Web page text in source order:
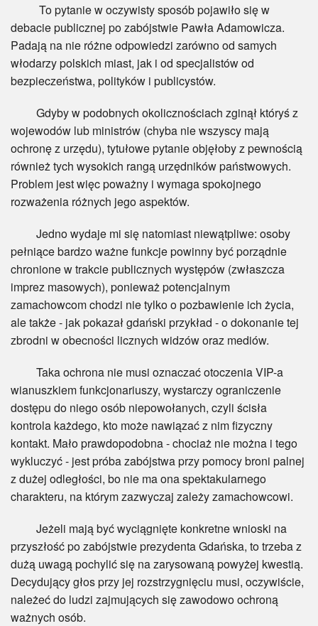
BlogAiD
Zaproszenia
To pytanie w oczywisty sposób pojawiło się w
debacie publicznej po zabójstwie Pawła Adamowicza.
Padają na nie różne odpowiedzi zarówno od samych
włodarzy polskich miast, jak i od specjalistów od
bezpieczeństwa, polityków i publicystów.
Gdyby w podobnych okolicznościach zginął któryś z
wojewodów lub ministrów (chyba nie wszyscy mają
ochronę z urzędu), tytułowe pytanie objęłoby z pewnością
również tych wysokich rangą urzędników państwowych.
Problem jest więc poważny i wymaga spokojnego
rozważenia różnych jego aspektów.
Jedno wydaje mi się natomiast niewątpliwe: osoby
pełniące bardzo ważne funkcje powinny być porządnie
chronione w trakcie publicznych występów (zwłaszcza
imprez masowych), ponieważ potencjalnym
zamachowcom chodzi nie tylko o pozbawienie ich życia,
ale także - jak pokazał gdański przykład - o dokonanie tej
zbrodni w obecności licznych widzów oraz mediów.
Taka ochrona nie musi oznaczać otoczenia VIP-a
wianuszkiem funkcjonariuszy, wystarczy ograniczenie
dostępu do niego osób niepowołanych, czyli ścisła
kontrola każdego, kto może nawiązać z nim fizyczny
kontakt. Mało prawdopodobna - chociaż nie można i tego
wykluczyć - jest próba zabójstwa przy pomocy broni palnej
z dużej odległości, bo nie ma ona spektakularnego
charakteru, na którym zazwyczaj zależy zamachowcowi.
Jeżeli mają być wyciągnięte konkretne wnioski na
przyszłość po zabójstwie prezydenta Gdańska, to trzeba z
dużą uwagą pochylić się na zarysowaną powyżej kwestią.
Decydujący głos przy jej rozstrzygnięciu musi, oczywiście,
należeć do ludzi zajmujących się zawodowo ochroną
ważnych osób.